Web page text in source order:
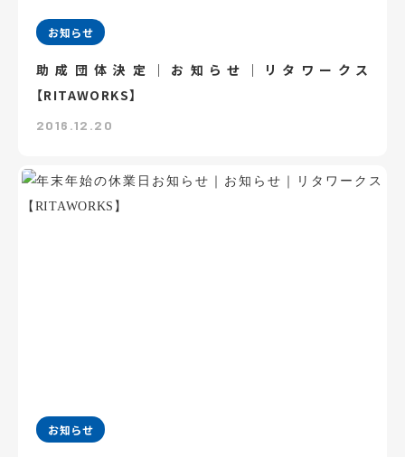
お知らせ
助成団体決定｜お知らせ｜リタワークス
【RITAWORKS】
2016.12.20
お知らせ